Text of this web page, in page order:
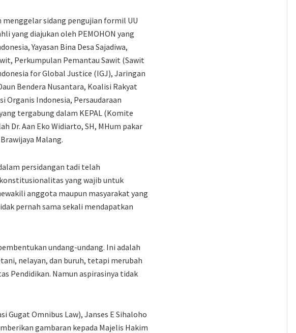
menggelar sidang pengujian formil UU
yang diajukan oleh PEMOHON yang
Yayasan Bina Desa Sajadiwa,
Perkumpulan Pemantau Sawit (Sawit
for Global Justice (IGJ), Jaringan
Bendera Nusantara, Koalisi Rakyat
Organis Indonesia, Persaudaraan
tergabung dalam KEPAL (Komite
Dr. Aan Eko Widiarto, SH, MHum pakar
Malang.
persidangan tadi telah
yang wajib untuk
anggota maupun masyarakat yang
pernah sama sekali mendapatkan
undang-undang. Ini adalah
nelayan, dan buruh, tetapi merubah
Pendidikan. Namun aspirasinya tidak
Gugat Omnibus Law), Janses E Sihaloho
gambaran kepada Majelis Hakim